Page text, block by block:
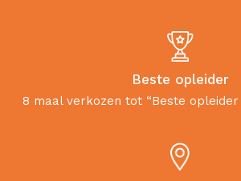
Beste opleider
8 maal verkozen tot “Beste opleider